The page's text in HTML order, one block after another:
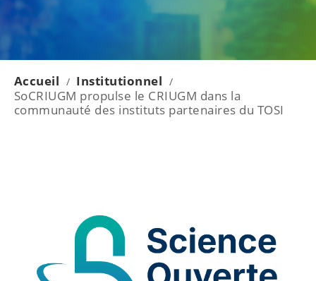
Accueil / Institutionnel /
SoCRIUGM propulse le CRIUGM dans la
communauté des instituts partenaires du TOSI